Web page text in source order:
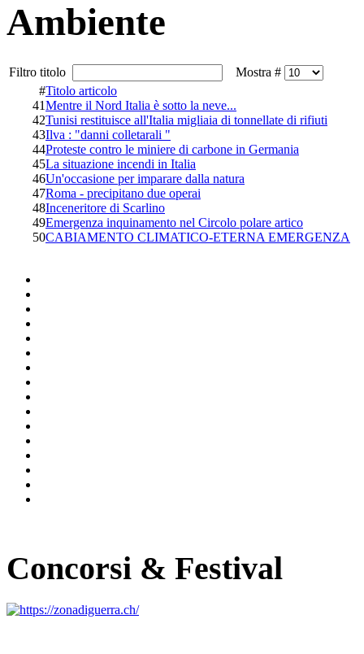
Ambiente
Filtro titolo
Mostra #
#Titolo articolo
41Mentre il Nord Italia è sotto la neve...
42Tunisi restituisce all'Italia migliaia di tonnellate di rifiuti
43Ilva : "danni colletarali "
44Proteste contro le miniere di carbone in Germania
45La situazione incendi in Italia
46Un'occasione per imparare dalla natura
47Roma - precipitano due operai
48Inceneritore di Scarlino
49Emergenza inquinamento nel Circolo polare artico
50CABIAMENTO CLIMATICO-ETERNA EMERGENZA
Concorsi & Festival